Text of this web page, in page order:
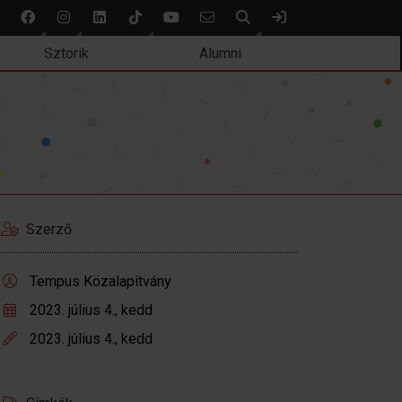
Keresés
Sztorik Alumni
Szerző
Tempus Közalapítvány
2023. július 4., kedd
2023. július 4., kedd